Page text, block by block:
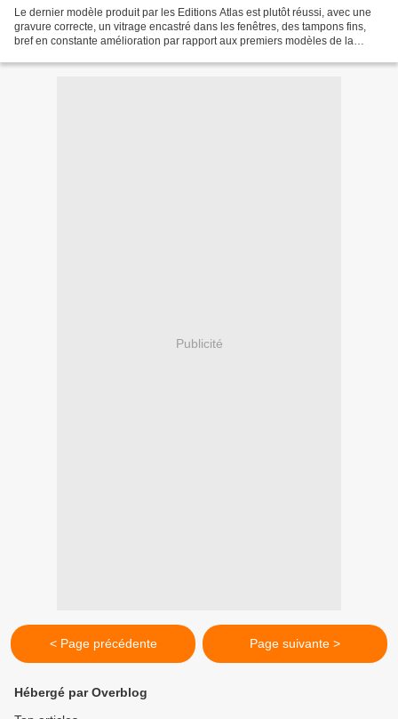
Le dernier modèle produit par les Editions Atlas est plutôt réussi, avec une
gravure correcte, un vitrage encastré dans les fenêtres, des tampons fins,
bref en constante amélioration par rapport aux premiers modèles de la
Publicité
< Page précédente Page suivante >
Hébergé par Overblog